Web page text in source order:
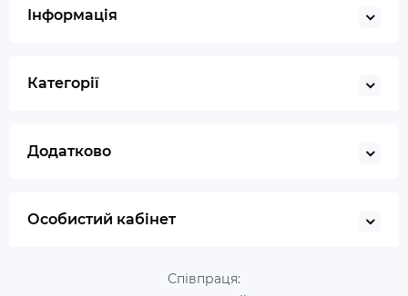
Інформація
Категорії
Додатково
Особистий кабінет
Співпраця: